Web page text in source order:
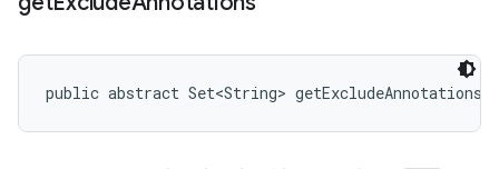
public abstract Set<String> getExcludeAnnotations